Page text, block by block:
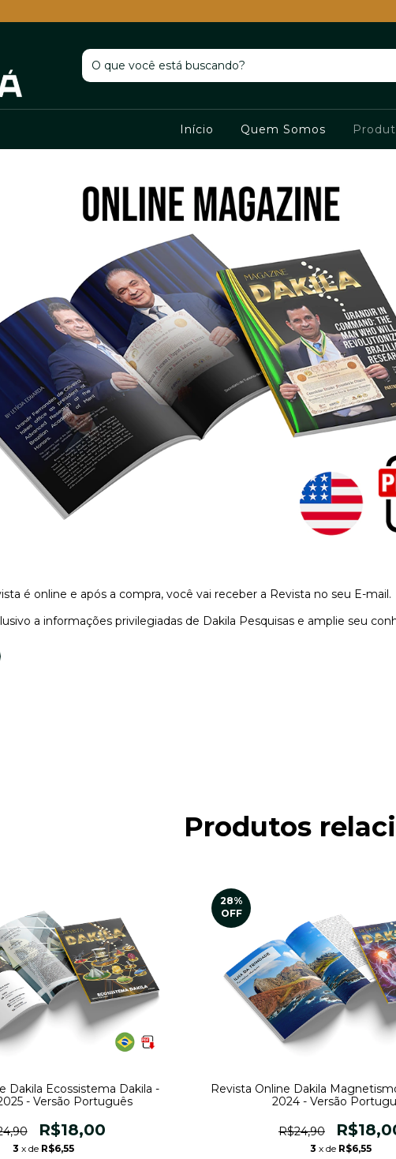
Início Quem Somos
é online e após a compra, você vai receber a Revista no seu E-mail.
a informações privilegiadas de Dakila Pesquisas e amplie seu
Produtos
Dakila Ecossistema Dakila -
- Versão Português
R$18,00
3 x de R$6,55
28%
OFF
Revista Online Dakila
2024 - Versão
R$24,90
3 x de R$6,55